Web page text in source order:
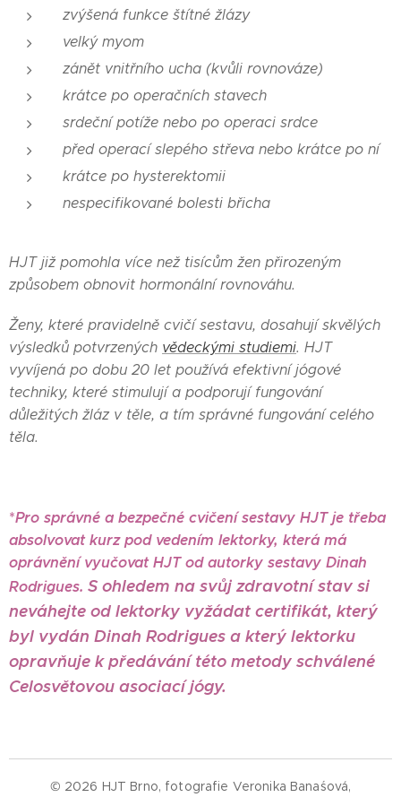
zvýšená funkce štítné žlázy
velký myom
zánět vnitřního ucha (kvůli rovnováze)
krátce po operačních stavech
srdeční potíže nebo po operaci srdce
před operací slepého střeva nebo krátce po ní
krátce po hysterektomii
nespecifikované bolesti břicha
HJT již pomohla více než tisícům žen přirozeným
způsobem obnovit hormonální rovnováhu.
Ženy, které pravidelně cvičí sestavu, dosahují skvělých
výsledků potvrzených vědeckými studiemi. HJT
vyvíjená po dobu 20 let používá efektivní jógové
techniky, které stimulují a podporují fungování
důležitých žláz v těle, a tím správné fungování celého
těla.
*Pro správné a bezpečné cvičení sestavy HJT je třeba
absolvovat kurz pod vedením lektorky, která má
oprávnění vyučovat HJT od autorky sestavy Dinah
Rodrigues. S ohledem na svůj zdravotní stav si
neváhejte od lektorky vyžádat certifikát, který
byl vydán Dinah Rodrigues a který lektorku
opravňuje k předávání této metody schválené
Celosvětovou asociací jógy.
© 2026 HJT Brno, fotografie Veronika Banaśová,